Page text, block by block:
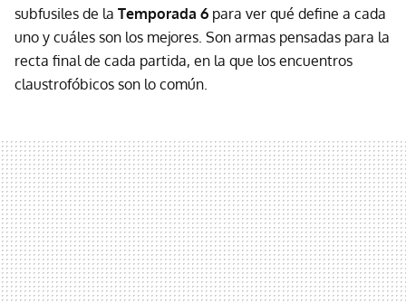
subfusiles de la Temporada 6 para ver qué define a cada
uno y cuáles son los mejores. Son armas pensadas para la
recta final de cada partida, en la que los encuentros
claustrofóbicos son lo común.